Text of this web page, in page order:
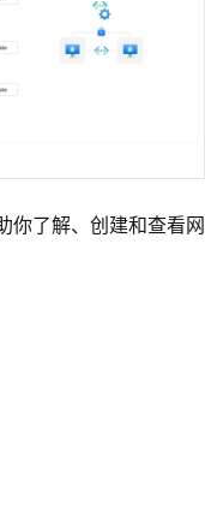
你了解、创建和查看网